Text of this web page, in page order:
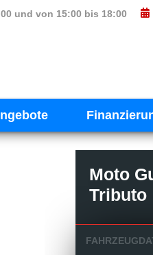
und von 15:00 bis 18:00
Moto
Tributo